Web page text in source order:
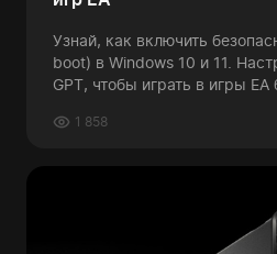
Узнай, как включить
boot) в Windows 10 и 11.
GPT, чтобы играть в игры EA
1 858